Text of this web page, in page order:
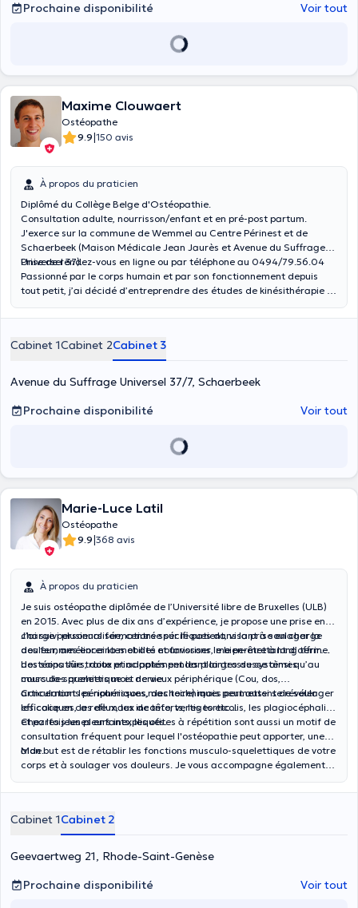
Prochaine disponibilité
Voir tout
Maxime Clouwaert
Ostéopathe
9.9|150 avis
À propos du praticien
Diplômé du Collège Belge d'Ostéopathie.
Consultation adulte, nourrisson/enfant et en pré-post partum.
J'exerce sur la commune de Wemmel au Centre Périnest et de
Schaerbeek (Maison Médicale Jean Jaurès et Avenue du Suffrage
Universel 37).
Prise de rendez-vous en ligne ou par téléphone au 0494/79.56.04
Passionné par le corps humain et par son fonctionnement depuis
tout petit, j’ai décidé d’entreprendre des études de kinésithérapie à
loin dans la compréhension du corps humain, j’ai décidé d’entamer
2015 afin d’avoir une approche plus globale du patient tout en le
manuelle s’adressant aux troubles fonctionnels du corps humain.
Elle repose sur l’utilisation du contact manuel pour le diagnostic et
le traitement. Elle place l’accent sur l’intégrité structurelle et
fonctionnelle du corps ainsi que sa capacité à s’auto-guérir. Que la
d’honneur à redonner à votre corps les moyens de s’auto-guérir.
Cabinet 1Cabinet 2Cabinet 3
Avenue du Suffrage Universel 37/7, Schaerbeek
Prochaine disponibilité
Voir tout
Marie-Luce Latil
Ostéopathe
9.9|368 avis
À propos du praticien
Je suis ostéopathe diplômée de l’Université libre de Bruxelles (ULB)
en 2015. Avec plus de dix ans d’expérience, je propose une prise en
charge personnalisée, centrée sur le patient, visant à soulager la
douleur, améliorer la mobilité et favoriser le bien-être à long terme.
J’ai suivi plusieurs formations spécifiques dans la prise en charge
des femmes enceintes et des nourrissons, me permettant d’offrir
des soins sûrs, doux et adaptés pendant la grossesse ainsi qu’au
cours des premiers mois de vie.
L'ostéopathie traite principalement les plaintes du systèmes
musculo-squelettique et nerveux périphérique (Cou, dos,
articulations périphériques,machoire) mais peut aussi se révéler
efficace en cas de maux de tête, vertiges etc...
Concernant les nourrissons, des techniques permettent de soulager
les coliques, le reflux, les inconforts, les torticolis, les plagiocéphalies
et parfois les pleurs inexpliqués.
Chez les jeunes enfants, les otites à répétition sont aussi un motif de
consultation fréquent pour lequel l'ostéopathie peut apporter, une
aide.
Mon but est de rétablir les fonctions musculo-squelettiques de votre
corps et à soulager vos douleurs. Je vous accompagne également
adaptés.
Cabinet 1Cabinet 2
Geevaertweg 21, Rhode-Saint-Genèse
Prochaine disponibilité
Voir tout